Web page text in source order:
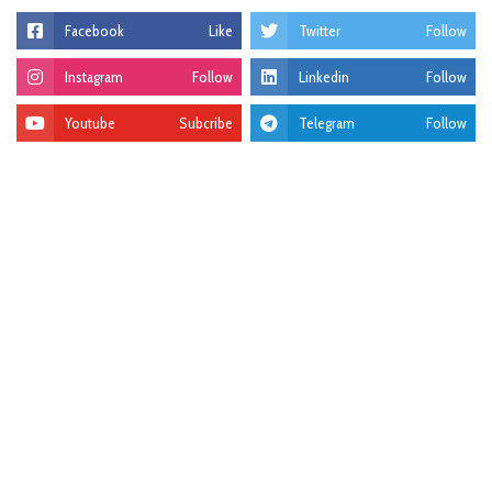
Facebook Like Twitter Follow
Instagram Follow Linkedin Follow
Youtube Subcribe Telegram Follow